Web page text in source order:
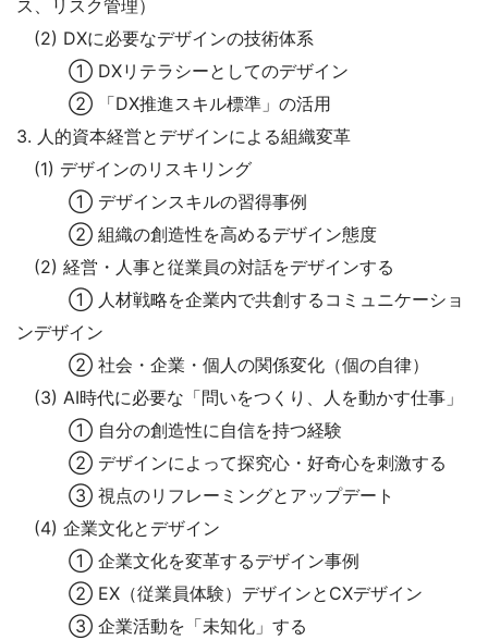
ス、リスク管理）
(2) DXに必要なデザインの技術体系
① DXリテラシーとしてのデザイン
② 「DX推進スキル標準」の活用
3. 人的資本経営とデザインによる組織変革
(1) デザインのリスキリング
① デザインスキルの習得事例
② 組織の創造性を高めるデザイン態度
(2) 経営・人事と従業員の対話をデザインする
① 人材戦略を企業内で共創するコミュニケーショ
ンデザイン
② 社会・企業・個人の関係変化（個の自律）
(3) AI時代に必要な「問いをつくり、人を動かす仕事」
① 自分の創造性に自信を持つ経験
② デザインによって探究心・好奇心を刺激する
③ 視点のリフレーミングとアップデート
(4) 企業文化とデザイン
① 企業文化を変革するデザイン事例
② EX（従業員体験）デザインとCXデザイン
③ 企業活動を「未知化」する